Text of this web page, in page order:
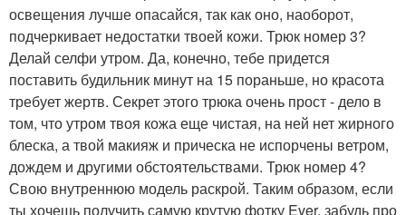
освещения лучше опасайся, так как оно, наоборот,
подчеркивает недостатки твоей кожи. Трюк номер 3?
Делай селфи утром. Да, конечно, тебе придется
поставить будильник минут на 15 пораньше, но красота
требует жертв. Секрет этого трюка очень прост - дело в
том, что утром твоя кожа еще чистая, на ней нет жирного
блеска, а твой макияж и прическа не испорчены ветром,
дождем и другими обстоятельствами. Трюк номер 4?
Свою внутреннюю модель раскрой. Таким образом, если
ты хочешь получить самую крутую фотку Ever, забудь про